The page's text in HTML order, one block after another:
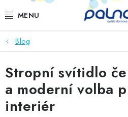
na
OSVĚTLENÍ INTERIÉRU
LED
VENKOVNÍ OSVĚTLENÍ
Blog
Stropní svítidlo
a moderní volba
interiér